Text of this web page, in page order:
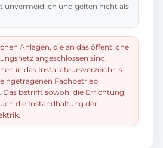
unvermeidlich und gelten nicht als
Anlagen, die an das öffentliche
angeschlossen sind,
in das Installateursverzeichnis
Fachbetrieb
Das betrifft sowohl die Errichtung,
die Instandhaltung der